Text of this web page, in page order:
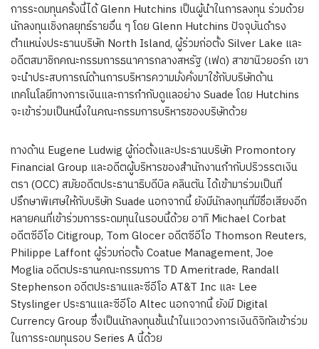
การระดมทุนครั้งนี้ได้ Glenn Hutchins เป็นผู้นำในการลงทุน ร่วมด้วย
นักลงทุนเชิงกลยุทธ์รายอื่น ๆ โดย Glenn Hutchins ปัจจุบันดำรง
ตำแหน่งประธานบริษัท North Island, ผู้ร่วมก่อตั้ง Silver Lake และ
อดีตสมาชิกคณะกรรมการธนาคารกลางสหรัฐ (เฟด) สาขานิวยอร์ก เขา
จะนำประสบการณ์ด้านการบริหารความมั่งคั่งมาใช้กับบริษัทด้าน
เทคโนโลยีทางการเงินและการกำกับดูแลอย่าง Suade โดย Hutchins
จะเข้าร่วมเป็นหนึ่งในคณะกรรมการบริหารของบริษัทด้วย
ทางด้าน Eugene Ludwig ผู้ก่อตั้งและประธานบริษัท Promontory
Financial Group และอดีตผู้บริหารของสำนักงานกำกับปริวรรตเงิน
ตรา (OCC) สมัยอดีตประธานาธิบดีบิล คลินตัน ได้เข้ามาร่วมเป็นที่
ปรึกษาพิเศษให้กับบริษัท Suade นอกจากนี้ ยังมีนักลงทุนที่มีชื่อเสียงอีก
หลายคนที่เข้าร่วมการระดมทุนในรอบนี้ด้วย อาทิ Michael Corbat
อดีตซีอีโอ Citigroup, Tom Glocer อดีตซีอีโอ Thomson Reuters,
Philippe Laffont ผู้ร่วมก่อตั้ง Coatue Management, Joe
Moglia อดีตประธานคณะกรรมการ TD Ameritrade, Randall
Stephenson อดีตประธานและซีอีโอ AT&T Inc และ Lee
Styslinger ประธานและซีอีโอ Altec นอกจากนี้ ยังมี Digital
Currency Group ซึ่งเป็นนักลงทุนชั้นนำในแวดวงการเงินดิจิทัลเข้าร่วม
ในการระดมทุนรอบ Series A นี้ด้วย